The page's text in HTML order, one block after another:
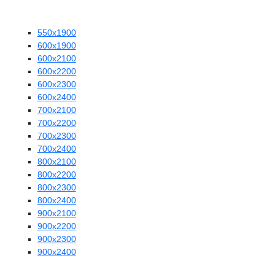
550х1900
600х1900
600х2100
600х2200
600х2300
600х2400
700х2100
700х2200
700х2300
700х2400
800х2100
800х2200
800х2300
800х2400
900х2100
900х2200
900х2300
900х2400